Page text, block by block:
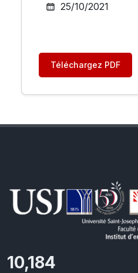
25/10/2021
Téléchargez PDF
11,727